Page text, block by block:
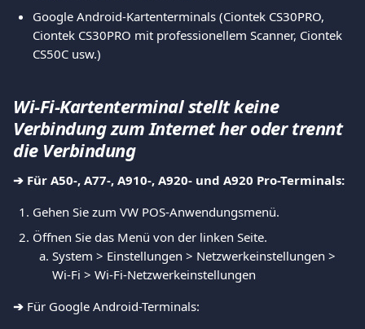
Google Android-Kartenterminals (Ciontek CS30PRO,
Ciontek CS30PRO mit professionellem Scanner, Ciontek
CS50C usw.)
Wi-Fi-Kartenterminal stellt keine
Verbindung zum Internet her oder trennt
die Verbindung
➔︎ Für A50-, A77-, A910-, A920- und A920 Pro-Terminals:
Gehen Sie zum VW POS-Anwendungsmenü.
Öffnen Sie das Menü von der linken Seite.
System > Einstellungen > Netzwerkeinstellungen >
Wi-Fi > Wi-Fi-Netzwerkeinstellungen
➔︎ Für Google Android-Terminals: